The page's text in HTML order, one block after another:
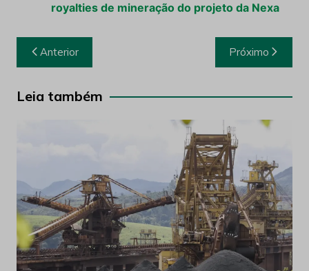
royalties de mineração do projeto da Nexa
Navegação
de
Post
Anterior Próximo
Leia também